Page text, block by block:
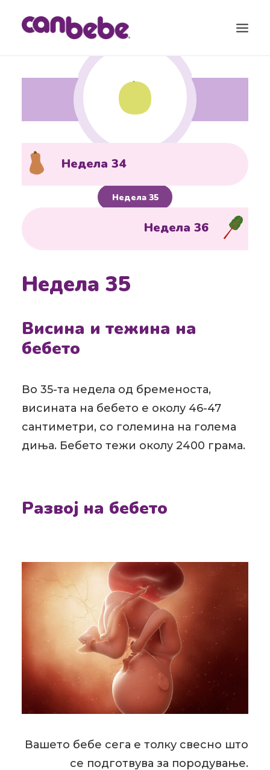
ПРОДУКТИ
КАЛЕНДАР ЗА БРЕМЕНОСТ
ТОРБА ЗА ВО БОЛНИЦА
SEARCH
Недела 35
Недела 34
Недела 36
Недела 35
Висина и тежина на
бебето
Во 35-та недела од бременоста,
висината на бебето е околу 46-47
сантиметри, со големина на голема
диња. Бебето тежи околу 2400 грама.
Развој на бебето
Вашето бебе сега е толку свесно што
се подготвува за породување.